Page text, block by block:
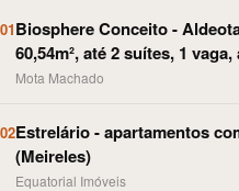
01Biosphere Conceito -
60,54m², até 2 suítes, 1
Mota Machado
02Estrelário - apartamentos
(Meireles)
Equatorial Imóveis